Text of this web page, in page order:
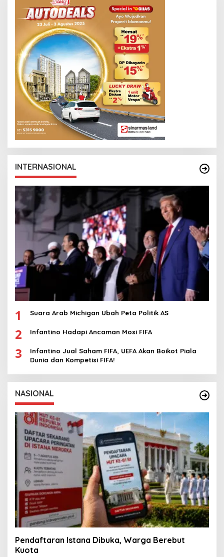
INTERNASIONAL
1 Suara Arab Michigan Ubah Peta Politik AS
2 Infantino Hadapi Ancaman Mosi FIFA
3
Infantino Jual Saham FIFA, UEFA Akan Boikot Piala
Dunia dan Kompetisi FIFA!
NASIONAL
Pendaftaran Istana Dibuka, Warga Berebut
Kuota